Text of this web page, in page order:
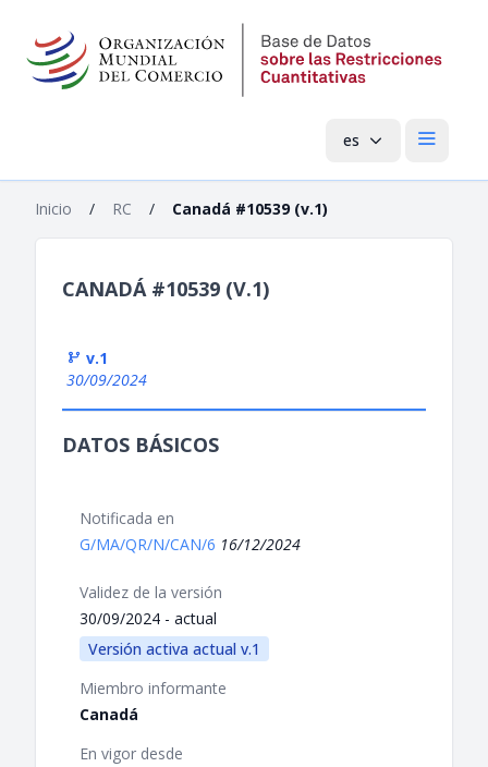
es Menú
Inicio / RC / Canadá #10539 (v.1)
CANADÁ #10539 (V.1)
v.1
30/09/2024
DATOS BÁSICOS
Notificada en
G/MA/QR/N/CAN/6 16/12/2024
Validez de la versión
30/09/2024 - actual
Versión activa actual v.1
Miembro informante
Canadá
En vigor desde